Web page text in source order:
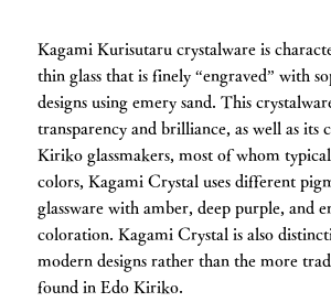
Kagami Kurisutaru crystalware is
thin glass that is finely “engraved” with
designs using emery sand. This
transparency and brilliance, as well as its
Kiriko glassmakers, most of whom
colors, Kagami Crystal uses different
glassware with amber, deep purple, and
coloration. Kagami Crystal is also
modern designs rather than the more
found in Edo Kiriko.